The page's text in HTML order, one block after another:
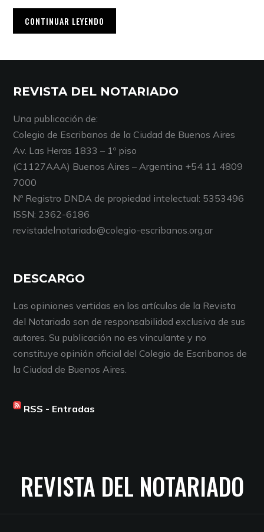
CONTINUAR LEYENDO
REVISTA DEL NOTARIADO
Una publicación de:
Colegio de Escribanos de la Ciudad de Buenos Aires
Av. Las Heras 1833 – 1º piso
(C1127AAA) Buenos Aires – Argentina +54 11 4809
7000
Nº Registro DNDA de propiedad intelectual: 5353496
ISSN: 2362-6186
revistadelnotariado@colegio-escribanos.org.ar
DESCARGO
Las opiniones vertidas en los artículos de la Revista
del Notariado son de responsabilidad exclusiva de sus
autores. Su publicación no es vinculante y no
constituye opinión oficial del Colegio de Escribanos de
la Ciudad de Buenos Aires.
RSS - Entradas
REVISTA DEL NOTARIADO